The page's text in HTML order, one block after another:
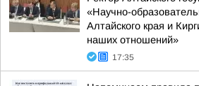
«Научно-
Алтайского края и
наших отношений»
17:35